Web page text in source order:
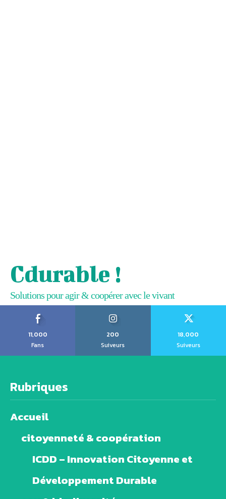
Cdurable !
Solutions pour agir & coopérer avec le vivant
11,000
Fans
200
Suiveurs
18,000
Suiveurs
Rubriques
Accueil
citoyenneté & coopération
ICDD – Innovation Citoyenne et
Développement Durable